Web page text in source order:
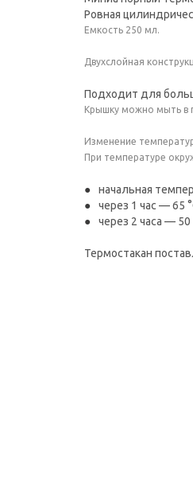
Ровная
Емкость 250 мл.
Двухслойная
Подходит для
Крышку можно мыть в
Изменение
При температуре
начальная
через 1 час — 65
через 2 часа — 50
Термостакан